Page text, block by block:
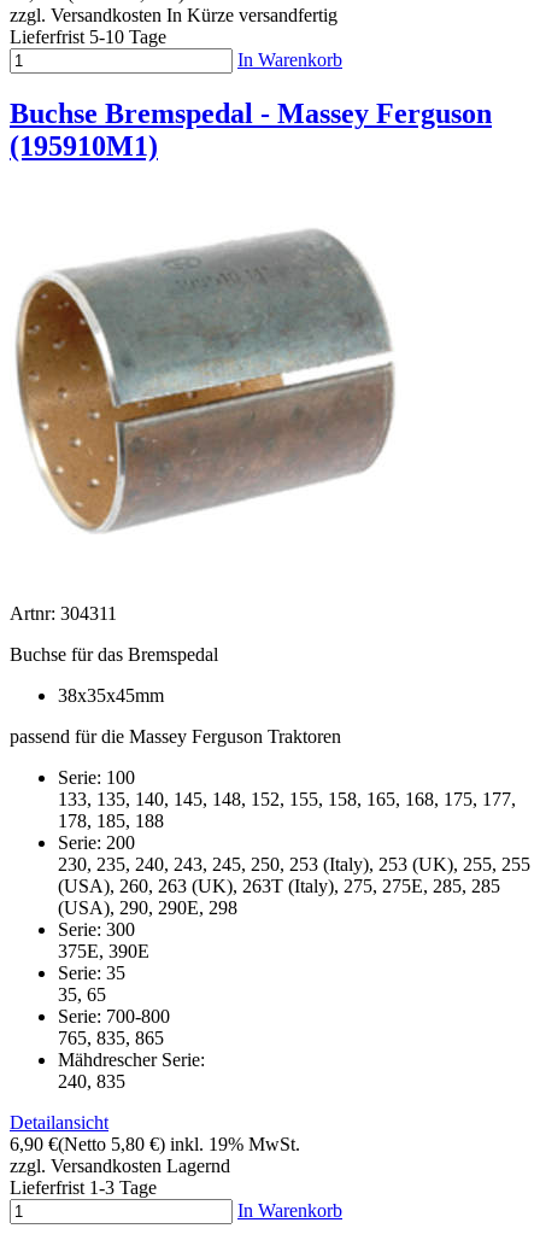
zzgl. Versandkosten In Kürze versandfertig
Lieferfrist 5-10 Tage
In Warenkorb
Buchse Bremspedal - Massey Ferguson
(195910M1)
Artnr: 304311
Buchse für das Bremspedal
38x35x45mm
passend für die Massey Ferguson Traktoren
Serie: 100
133, 135, 140, 145, 148, 152, 155, 158, 165, 168, 175, 177,
178, 185, 188
Serie: 200
230, 235, 240, 243, 245, 250, 253 (Italy), 253 (UK), 255, 255
(USA), 260, 263 (UK), 263T (Italy), 275, 275E, 285, 285
(USA), 290, 290E, 298
Serie: 300
375E, 390E
Serie: 35
35, 65
Serie: 700-800
765, 835, 865
Mähdrescher Serie:
240, 835
Detailansicht
6,90 €(Netto 5,80 €) inkl. 19% MwSt.
zzgl. Versandkosten Lagernd
Lieferfrist 1-3 Tage
In Warenkorb